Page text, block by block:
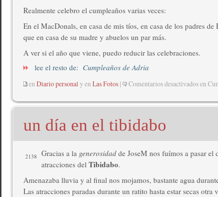
Realmente celebro el cumpleaños varias veces:
En el MacDonals, en casa de mis tíos, en casa de los padres de
que en casa de su madre y abuelos un par más.
A ver si el año que viene, puedo reducir las celebraciones.
lee el resto de: Cumpleaños de Adria
en Diario personaly en Las Fotos | Comentarios desactivadosen
un día en el tibidabo
2138 Gracias a la generosidad de JoseM nos fuímos a pasar el
atracciones del Tibidabo.
Amenazaba lluvia y al final nos mojamos, bastante agua
Las atracciones paradas durante un ratito hasta estar secas otra